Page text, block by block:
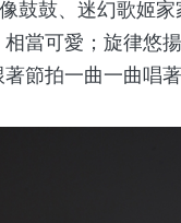
鼓鼓、迷幻歌姬家
當可愛；旋律悠
節拍一曲一曲唱著